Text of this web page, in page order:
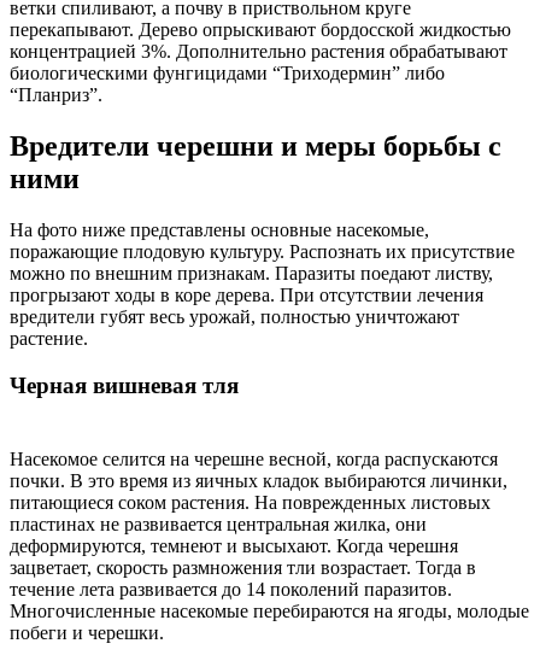
ветки спиливают, а почву в приствольном круге
перекапывают. Дерево опрыскивают бордосской жидкостью
концентрацией 3%. Дополнительно растения обрабатывают
биологическими фунгицидами “Триходермин” либо
“Планриз”.
Вредители черешни и меры борьбы с
ними
На фото ниже представлены основные насекомые,
поражающие плодовую культуру. Распознать их присутствие
можно по внешним признакам. Паразиты поедают листву,
прогрызают ходы в коре дерева. При отсутствии лечения
вредители губят весь урожай, полностью уничтожают
растение.
Черная вишневая тля
Насекомое селится на черешне весной, когда распускаются
почки. В это время из яичных кладок выбираются личинки,
питающиеся соком растения. На поврежденных листовых
пластинах не развивается центральная жилка, они
деформируются, темнеют и высыхают. Когда черешня
зацветает, скорость размножения тли возрастает. Тогда в
течение лета развивается до 14 поколений паразитов.
Многочисленные насекомые перебираются на ягоды, молодые
побеги и черешки.